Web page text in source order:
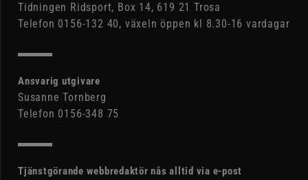
Tidningen Ridsport, Box 14, 619 21 Trosa
Telefon 0156-132 40, växeln öppen kl 8.30-16 vardagar
Ansvarig utgivare
Susanne Tornberg
Telefon 0156-348 75
Tjänstgörande webbredaktör nås alltid via e-post